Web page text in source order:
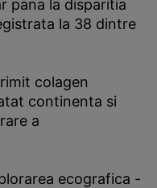
pana la disparitia
la 38 dintre
colagen
continenta si
a
ecografica -